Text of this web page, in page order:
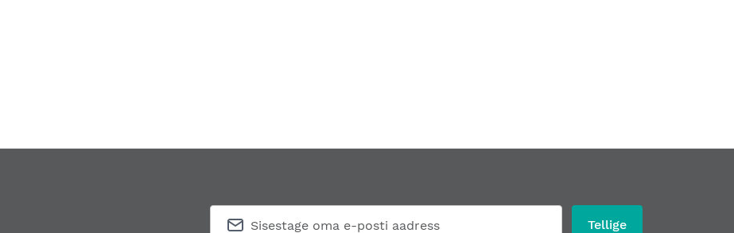
Tellige